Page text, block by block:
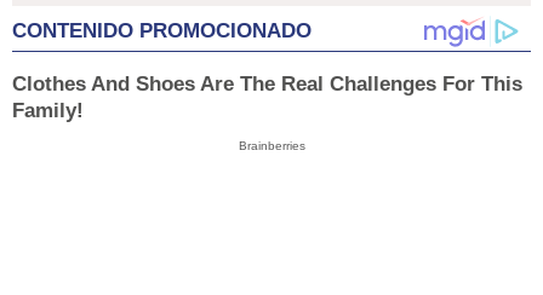
CONTENIDO PROMOCIONADO
Clothes And Shoes Are The Real Challenges For This
Family!
Brainberries